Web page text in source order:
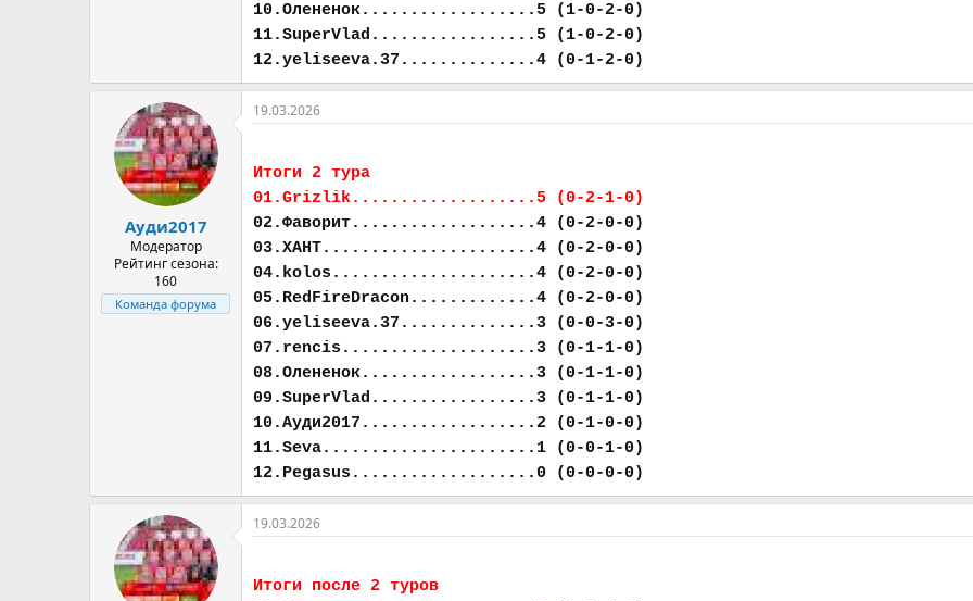
10.Олененок..................5 (1-0-2-0)
11.SuperVlad.................5 (1-0-2-0)
12.yeliseeva.37..............4 (0-1-2-0)
Ауди2017
Модератор
Рейтинг сезона:
160
Команда форума
19.03.2026
Итоги 2 тура
01.Grizlik...................5 (0-2-1-0)
02.Фаворит...................4 (0-2-0-0)
03.ХАНТ......................4 (0-2-0-0)
04.kolos.....................4 (0-2-0-0)
05.RedFireDracon.............4 (0-2-0-0)
06.yeliseeva.37..............3 (0-0-3-0)
07.rencis....................3 (0-1-1-0)
08.Олененок..................3 (0-1-1-0)
09.SuperVlad.................3 (0-1-1-0)
10.Ауди2017..................2 (0-1-0-0)
11.Seva......................1 (0-0-1-0)
12.Pegasus...................0 (0-0-0-0)
19.03.2026
Итоги после 2 туров